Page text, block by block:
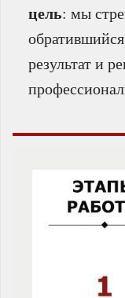
цель: мы
результат и